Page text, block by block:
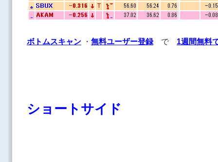
ボトムスキャン ・ 無料ユーザー登録で 1週間無料
ショートサイド